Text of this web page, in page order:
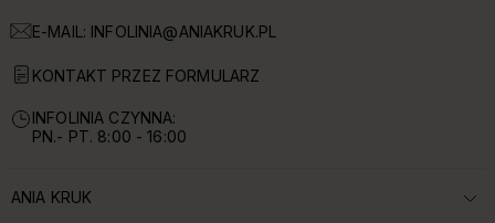
E-MAIL: INFOLINIA@ANIAKRUK.PL
KONTAKT PRZEZ FORMULARZ
INFOLINIA CZYNNA:
PN.- PT. 8:00 - 16:00
ROZWIŃ SEKCJĘ:
ANIA KRUK